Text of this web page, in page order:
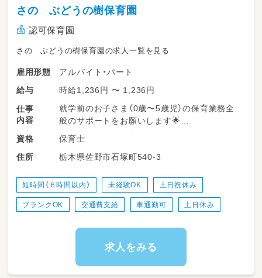
さの ぶどうの樹保育園
認可保育園
さの ぶどうの樹保育園の求人一覧を見る
雇用形態
アルバイト・パート
給与
時給1,236円 〜 1,236円
仕事
内容
就学前のお子さま（0歳〜5歳児）の保育業務全
般のサポートをお願いします🌟
パートタイムでの勤務となるため、無理のない
範囲で正職員の先生方と協力しながら進めてい
くお仕事です♪
・登園・降園時の子どもたちの温かいお迎え、お
見送り
・室内遊びや園庭・お散歩時の安全な見守り
な生活習慣のお手伝い
・お部屋の片付けや、おもちゃの消毒など、キレ
イな環境づくりのサポート
資格
保育士
住所
栃木県佐野市石塚町540-3
短時間（６時間以内） 未経験OK 土日祝休み
ブランクOK 交通費支給 車通勤可 土日休み
求人をみる